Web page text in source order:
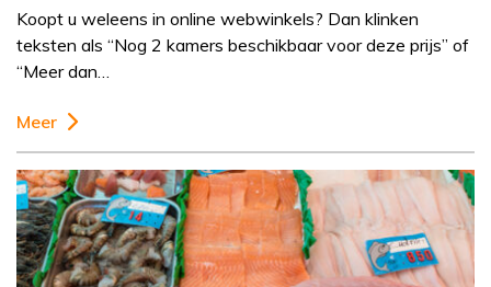
Koopt u weleens in online webwinkels? Dan klinken
teksten als “Nog 2 kamers beschikbaar voor deze prijs” of
“Meer dan…
Meer